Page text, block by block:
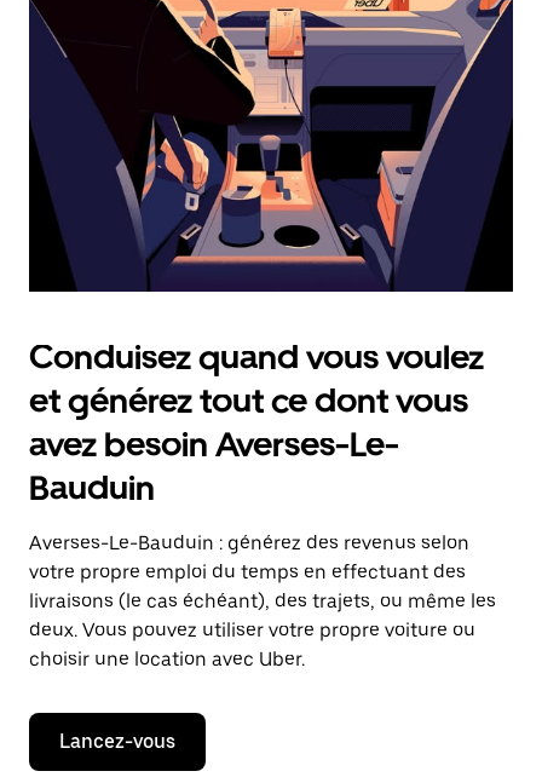
Appuyez
sur
touche
pour
fermer
le
calendrier.
Conduisez quand vous voulez
et générez tout ce dont vous
avez besoin Averses-Le-
Bauduin
Averses-Le-Bauduin : générez des revenus selon
votre propre emploi du temps en effectuant des
livraisons (le cas échéant), des trajets, ou même les
deux. Vous pouvez utiliser votre propre voiture ou
choisir une location avec Uber.
Lancez-vous